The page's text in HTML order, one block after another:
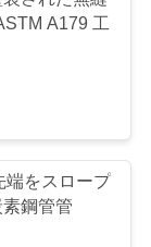
21
A179 工
端をスロープ
鋼管管